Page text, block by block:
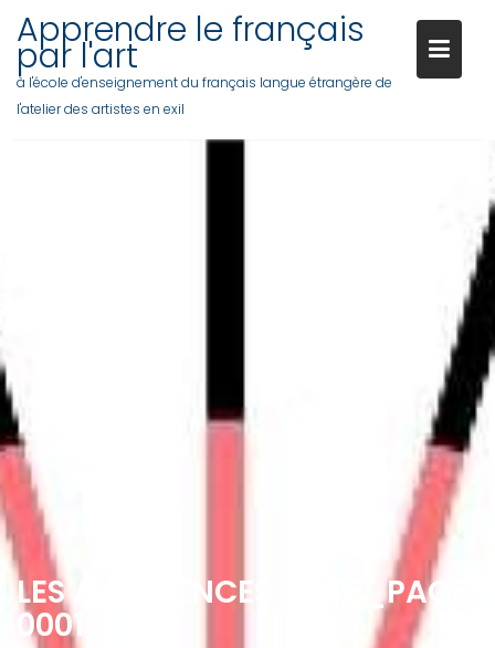
Apprendre le français
par l'art
à l'école d'enseignement du français langue étrangère de
l'atelier des artistes en exil
LES APPARENCES SUITE_PAGE-
0001